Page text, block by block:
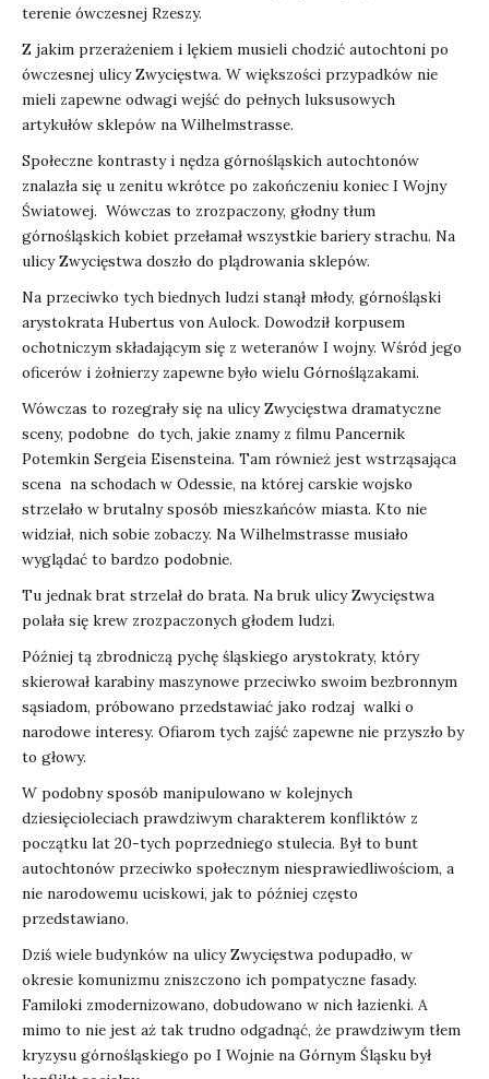
terenie ówczesnej Rzeszy.
Z jakim przerażeniem i lękiem musieli chodzić autochtoni po
ówczesnej ulicy Zwycięstwa. W większości przypadków nie
mieli zapewne odwagi wejść do pełnych luksusowych
artykułów sklepów na Wilhelmstrasse.
Społeczne kontrasty i nędza górnośląskich autochtonów
znalazła się u zenitu wkrótce po zakończeniu koniec I Wojny
Światowej. Wówczas to zrozpaczony, głodny tłum
górnośląskich kobiet przełamał wszystkie bariery strachu. Na
ulicy Zwycięstwa doszło do plądrowania sklepów.
Na przeciwko tych biednych ludzi stanął młody, górnośląski
arystokrata Hubertus von Aulock. Dowodził korpusem
ochotniczym składającym się z weteranów I wojny. Wśród jego
oficerów i żołnierzy zapewne było wielu Górnoślązakami.
Wówczas to rozegrały się na ulicy Zwycięstwa dramatyczne
sceny, podobne do tych, jakie znamy z filmu Pancernik
Potemkin Sergeia Eisensteina. Tam również jest wstrząsająca
scena na schodach w Odessie, na której carskie wojsko
strzelało w brutalny sposób mieszkańców miasta. Kto nie
widział, nich sobie zobaczy. Na Wilhelmstrasse musiało
wyglądać to bardzo podobnie.
Tu jednak brat strzelał do brata. Na bruk ulicy Zwycięstwa
polała się krew zrozpaczonych głodem ludzi.
Później tą zbrodniczą pychę śląskiego arystokraty, który
skierował karabiny maszynowe przeciwko swoim bezbronnym
sąsiadom, próbowano przedstawiać jako rodzaj walki o
narodowe interesy. Ofiarom tych zajść zapewne nie przyszło by
to głowy.
W podobny sposób manipulowano w kolejnych
dziesięcioleciach prawdziwym charakterem konfliktów z
początku lat 20-tych poprzedniego stulecia. Był to bunt
autochtonów przeciwko społecznym niesprawiedliwościom, a
nie narodowemu uciskowi, jak to później często
przedstawiano.
Dziś wiele budynków na ulicy Zwycięstwa podupadło, w
okresie komunizmu zniszczono ich pompatyczne fasady.
Familoki zmodernizowano, dobudowano w nich łazienki. A
mimo to nie jest aż tak trudno odgadnąć, że prawdziwym tłem
kryzysu górnośląskiego po I Wojnie na Górnym Śląsku był